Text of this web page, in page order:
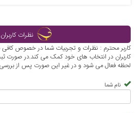
نظرات کاربران
کاربر محترم : نظرات و تجربیات شما در خصوص کافی
کاربران در انتخاب های خود کمک می کند.در صورت
لحظه فعال می شود و در غیر این صورت پس از
نام شما